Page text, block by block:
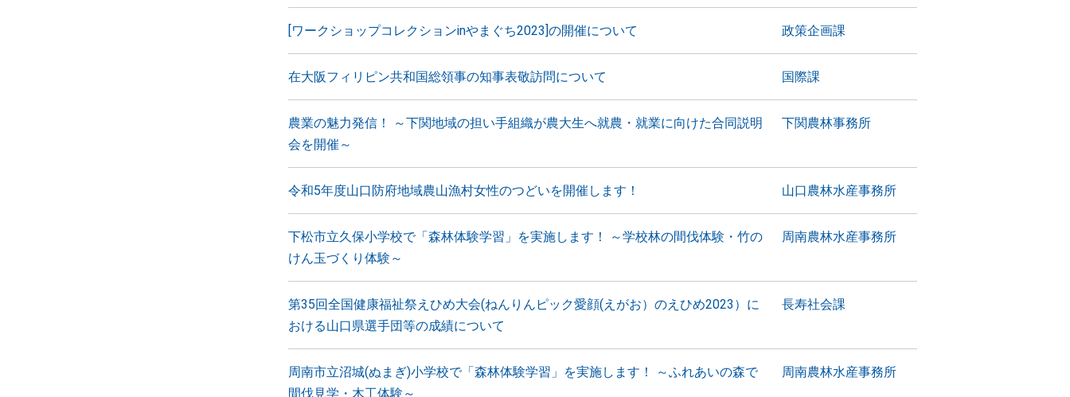
[ワークショップコレクションinやまぐち2023]の開催について 政策企画課
在大阪フィリピン共和国総領事の知事表敬訪問について 国際課
農業の魅力発信！ ～下関地域の担い手組織が農大生へ就農・就業に向けた合同説明
会を開催～
下関農林事務所
令和5年度山口防府地域農山漁村女性のつどいを開催します！ 山口農林水産事務所
下松市立久保小学校で「森林体験学習」を実施します！ ～学校林の間伐体験・竹の
けん玉づくり体験～
周南農林水産事務所
第35回全国健康福祉祭えひめ大会(ねんりんピック愛顔(えがお）のえひめ2023）に
おける山口県選手団等の成績について
長寿社会課
周南市立沼城(ぬまぎ)小学校で「森林体験学習」を実施します！ ～ふれあいの森で
間伐見学・木工体験～
周南農林水産事務所